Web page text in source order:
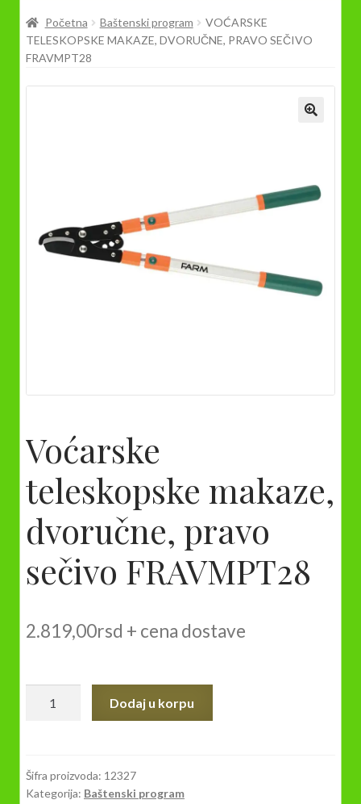
Prodavnica
Početna Baštenski program
VOĆARSKE
TELESKOPSKE MAKAZE, DVORUČNE, PRAVO SEČIVO
FRAVMPT28
Voćarske
teleskopske makaze,
dvoručne, pravo
sečivo FRAVMPT28
2.819,00rsd + cena dostave
pravo
sečivo
Dodaj u korpu
Šifra proizvoda: 12327
Kategorija: Baštenski program